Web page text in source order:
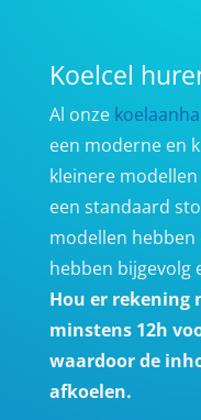
Koelcel
Al onze
een moderne en
kleinere
een standaard
modellen
hebben bijgevolg
Hou er rekening
minstens 12h
waardoor de
afkoelen.